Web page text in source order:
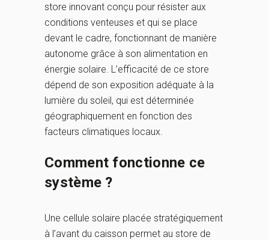
store innovant conçu pour résister aux
conditions venteuses et qui se place
devant le cadre, fonctionnant de manière
autonome grâce à son alimentation en
énergie solaire. L’efficacité de ce store
dépend de son exposition adéquate à la
lumière du soleil, qui est déterminée
géographiquement en fonction des
facteurs climatiques locaux.
Comment fonctionne ce
système ?
Une cellule solaire placée stratégiquement
à l’avant du caisson permet au store de